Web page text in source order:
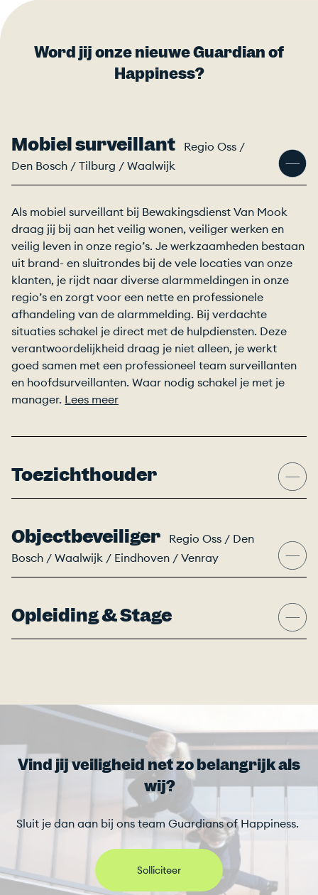
Word jij onze nieuwe Guardian of
Happiness?
Mobiel surveillant
Regio Oss /
Den Bosch / Tilburg / Waalwijk
Als mobiel surveillant bij Bewakingsdienst Van Mook
draag jij bij aan het veilig wonen, veiliger werken en
veilig leven in onze regio’s. Je werkzaamheden bestaan
uit brand- en sluitrondes bij de vele locaties van onze
klanten, je rijdt naar diverse alarmmeldingen in onze
regio’s en zorgt voor een nette en professionele
afhandeling van de alarmmelding. Bij verdachte
situaties schakel je direct met de hulpdiensten. Deze
verantwoordelijkheid draag je niet alleen, je werkt
goed samen met een professioneel team surveillanten
en hoofdsurveillanten. Waar nodig schakel je met je
manager. Lees meer
Toezichthouder
Objectbeveiliger
Regio Oss / Den
Bosch / Waalwijk / Eindhoven / Venray
Opleiding & Stage
Vind jij veiligheid net zo belangrijk als
wij?
Sluit je dan aan bij ons team Guardians of Happiness.
Solliciteer